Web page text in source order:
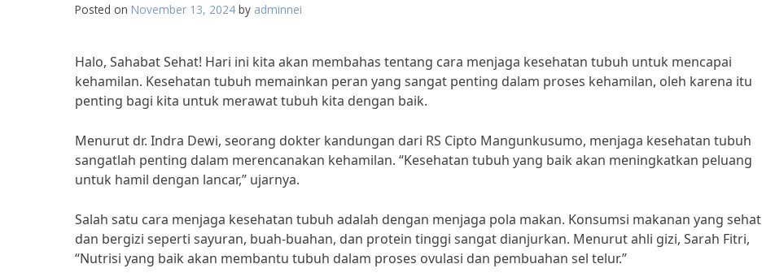
Posted on November 13, 2024 by adminnei
Halo, Sahabat Sehat! Hari ini kita akan membahas tentang cara menjaga kesehatan tubuh untuk mencapai
kehamilan. Kesehatan tubuh memainkan peran yang sangat penting dalam proses kehamilan, oleh karena itu
penting bagi kita untuk merawat tubuh kita dengan baik.
Menurut dr. Indra Dewi, seorang dokter kandungan dari RS Cipto Mangunkusumo, menjaga kesehatan tubuh
sangatlah penting dalam merencanakan kehamilan. “Kesehatan tubuh yang baik akan meningkatkan peluang
untuk hamil dengan lancar,” ujarnya.
Salah satu cara menjaga kesehatan tubuh adalah dengan menjaga pola makan. Konsumsi makanan yang sehat
dan bergizi seperti sayuran, buah-buahan, dan protein tinggi sangat dianjurkan. Menurut ahli gizi, Sarah Fitri,
“Nutrisi yang baik akan membantu tubuh dalam proses ovulasi dan pembuahan sel telur.”